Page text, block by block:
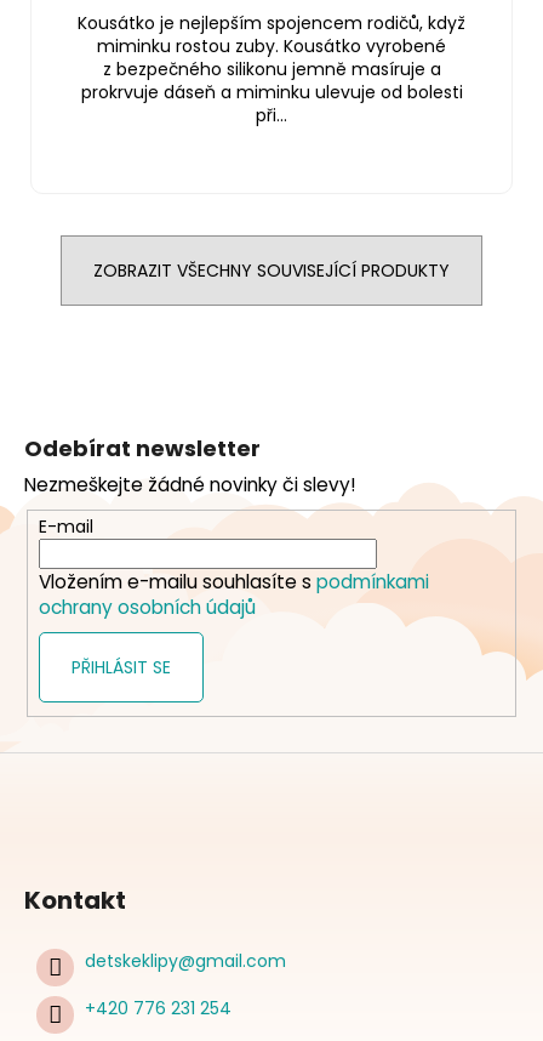
Kousátko je nejlepším spojencem rodičů, když
miminku rostou zuby. Kousátko vyrobené
z bezpečného silikonu jemně masíruje a
prokrvuje dáseň a miminku ulevuje od bolesti
při...
ZOBRAZIT VŠECHNY SOUVISEJÍCÍ PRODUKTY
a
t
Odebírat newsletter
Nezmeškejte žádné novinky či slevy!
E-mail
Vložením e-mailu souhlasíte s podmínkami
ochrany osobních údajů
PŘIHLÁSIT SE
Kontakt
detskeklipy@gmail.com
+420 776 231 254